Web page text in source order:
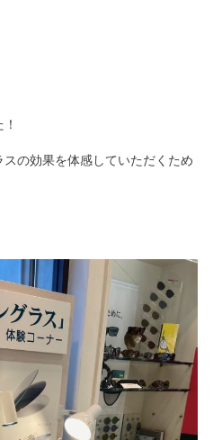
の効果を体感していただくため